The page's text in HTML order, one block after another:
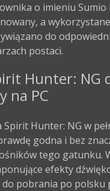
o imieniu Sumio
a
do
postaci.
Hunter: NG
na PC
Spirit Hunter: NG w
godna i bez
tego gatunku.
efekty
do pobrania po